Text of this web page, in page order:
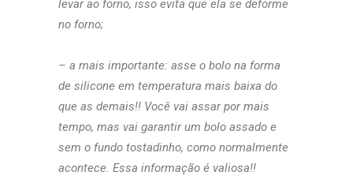
levar ao forno, isso evita que ela se deforme
no forno;
– a mais importante: asse o bolo na forma
de silicone em temperatura mais baixa do
que as demais!! Você vai assar por mais
tempo, mas vai garantir um bolo assado e
sem o fundo tostadinho, como normalmente
acontece. Essa informação é valiosa!!